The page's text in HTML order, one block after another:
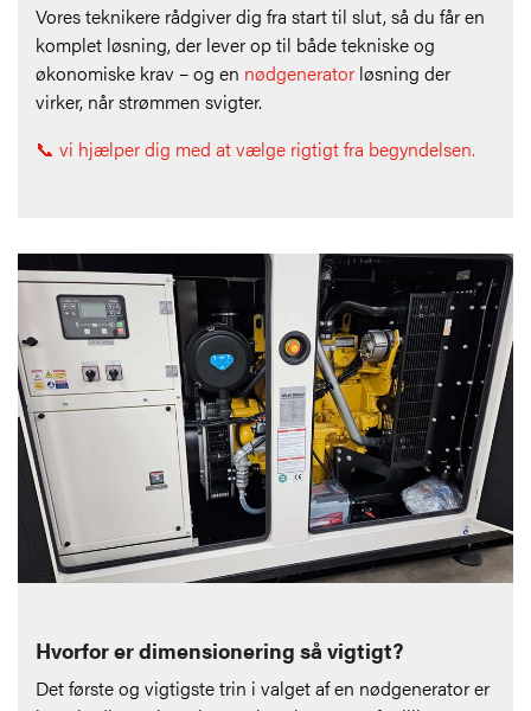
Vores teknikere rådgiver dig fra start til slut, så du får en
komplet løsning, der lever op til både tekniske og
økonomiske krav – og en nødgenerator løsning der
virker, når strømmen svigter.
📞 vi hjælper dig med at vælge rigtigt fra begyndelsen.
Hvorfor er dimensionering så vigtigt?
Det første og vigtigste trin i valget af en nødgenerator er